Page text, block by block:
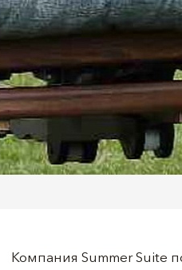
Компания Summer Suite